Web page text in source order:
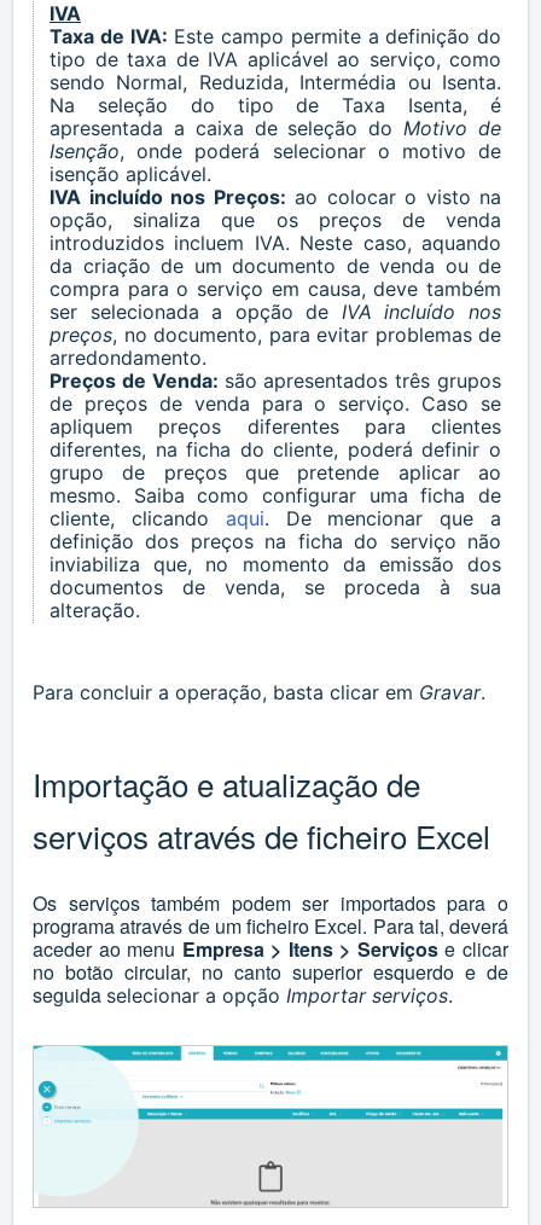
IVA
Taxa de IVA: Este campo permite a definição do
tipo de taxa de IVA aplicável ao serviço, como
sendo Normal, Reduzida, Intermédia ou Isenta.
Na seleção do tipo de Taxa Isenta, é
apresentada a caixa de seleção doMotivo de
Isenção, onde poderá selecionar o motivo de
isenção aplicável.
IVA incluído nos Preços: ao colocar o visto na
opção, sinaliza que os preços de venda
introduzidos incluem IVA. Neste caso, aquando
da criação de um documento de venda ou de
compra para o serviço em causa, deve também
ser selecionada a opção de IVA incluído nos
preços, no documento, para evitar problemas de
arredondamento.
Preços de Venda: são apresentados três grupos
de preços de venda para o serviço. Caso se
apliquem preços diferentes para clientes
diferentes, na ficha do cliente, poderá definir o
grupo de preços que pretende aplicar ao
mesmo. Saiba como configurar uma ficha de
cliente, clicando aqui. De mencionar que a
definição dos preços na ficha do serviço não
inviabiliza que, no momento da emissão dos
documentos de venda, se proceda à sua
alteração.
Para concluir a operação, basta clicar em Gravar.
Importação e atualização de
serviços através de ficheiro Excel
Os serviços também podem ser importados para o
programa através de um ficheiro Excel. Para tal, deverá
aceder ao menu Empresa > Itens > Serviçose clicar
no botão circular, no canto superior esquerdo e de
seguida selecionar a opção Importar serviços.